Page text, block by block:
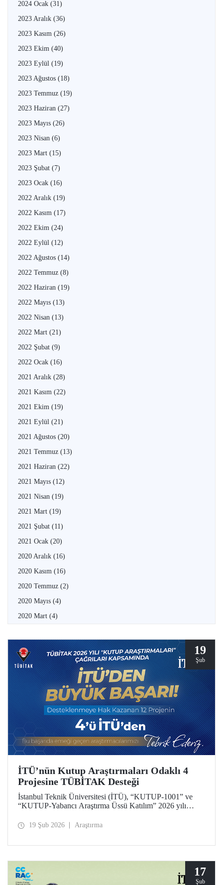
2024 Ocak (31)
2023 Aralık (36)
2023 Kasım (26)
2023 Ekim (40)
2023 Eylül (19)
2023 Ağustos (18)
2023 Temmuz (19)
2023 Haziran (27)
2023 Mayıs (26)
2023 Nisan (6)
2023 Mart (15)
2023 Şubat (7)
2023 Ocak (16)
2022 Aralık (19)
2022 Kasım (17)
2022 Ekim (24)
2022 Eylül (12)
2022 Ağustos (14)
2022 Temmuz (8)
2022 Haziran (19)
2022 Mayıs (13)
2022 Nisan (13)
2022 Mart (21)
2022 Şubat (9)
2022 Ocak (16)
2021 Aralık (28)
2021 Kasım (22)
2021 Ekim (19)
2021 Eylül (21)
2021 Ağustos (20)
2021 Temmuz (13)
2021 Haziran (22)
2021 Mayıs (12)
2021 Nisan (19)
2021 Mart (19)
2021 Şubat (11)
2021 Ocak (20)
2020 Aralık (16)
2020 Kasım (16)
2020 Temmuz (2)
2020 Mayıs (4)
2020 Mart (4)
19
Şub
İTÜ’nün Kutup Araştırmaları Odaklı 4
Projesine TÜBİTAK Desteği
İstanbul Teknik Üniversitesi (İTÜ), “KUTUP-1001” ve
“KUTUP-Yabancı Araştırma Üssü Katılım” 2026 yılı
kazandı. Toplam 12 proje arasında İTÜ’den 4 projenin yer
19 Şub 2026 Araştırma
17
Şub